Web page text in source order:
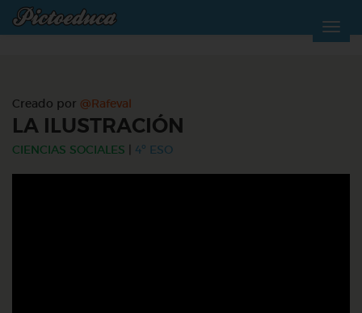
Creado por @Rafeval
LA ILUSTRACIÓN
CIENCIAS SOCIALES 4º ESO